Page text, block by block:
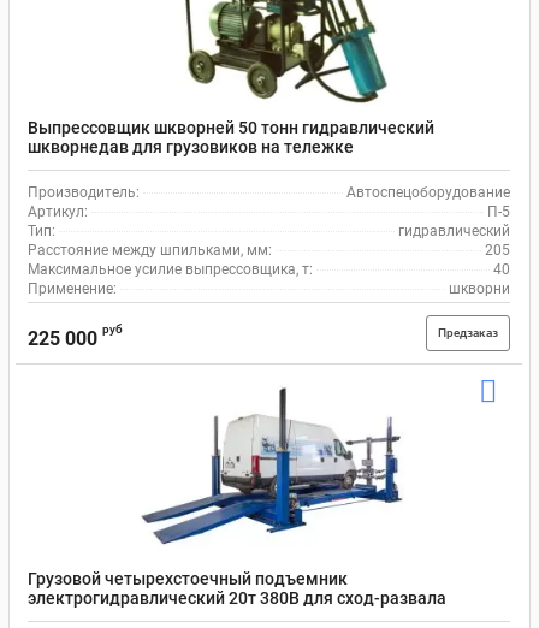
Выпрессовщик шкворней 50 тонн гидравлический
шкворнедав для грузовиков на тележке
Автоспецоборудование П-5
Производитель:
Автоспецоборудование
Артикул:
П-5
Тип:
гидравлический
Расстояние между шпильками, мм:
205
Максимальное усилие выпрессовщика, т:
40
Применение:
шкворни
225 000 руб Предзаказ
Грузовой четырехстоечный подъемник
электрогидравлический 20т 380В для сход-развала
Автоспецоборудование ПГ-20